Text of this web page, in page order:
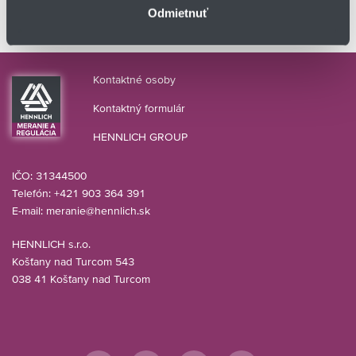
Odmietnuť
Nie je to ten správny typ? Pozrite sa na iné v sekcii
Kontaktné osoby
Kontaktný formulár
HENNLICH GROUP
HENNLICH s.r.o.
Košťany nad Turcom 543
038 41 Košťany nad Turcom
IČO: 31344500
Telefón: +421 903 364 391
E-mail: meranie@hennlich.sk